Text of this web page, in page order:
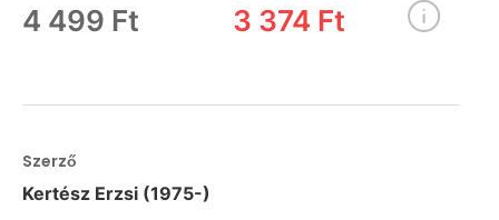
4 499 Ft 3 374 Ft
Szerző
Kertész Erzsi (1975-)